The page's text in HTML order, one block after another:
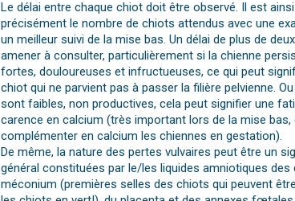
Le délai entre chaque chiot doit être observé. Il est
précisément le nombre de chiots attendus avec une
un meilleur suivi de la mise bas. Un délai de plus de
amener à consulter, particulièrement si la chienne
fortes, douloureuses et infructueuses, ce qui peut
chiot qui ne parvient pas à passer la filière pelvienne.
sont faibles, non productives, cela peut signifier une
carence en calcium (très important lors de la mise bas,
complémenter en calcium les chiennes en gestation).
De même, la nature des pertes vulvaires peut être un
général constituées par le/les liquides amniotiques des
méconium (premières selles des chiots qui peuvent